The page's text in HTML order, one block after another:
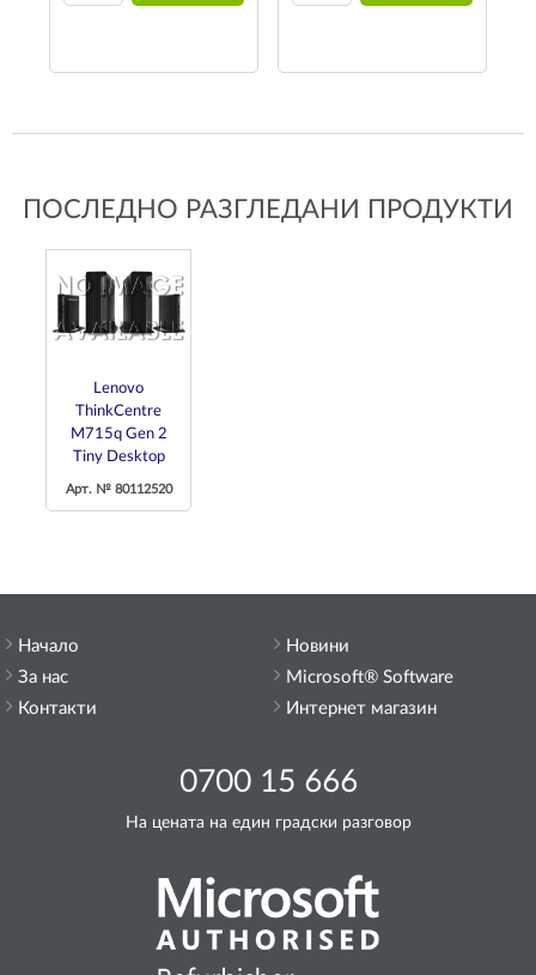
ПОСЛЕДНО РАЗГЛЕДАНИ ПРОДУКТИ
Lenovo
ThinkCentre
M715q Gen 2
Tiny Desktop
Арт. № 80112520
Начало
За нас
Контакти
0700 15 666
На цената на един градски разговор
Новини
Microsoft® Software
Интернет магазин